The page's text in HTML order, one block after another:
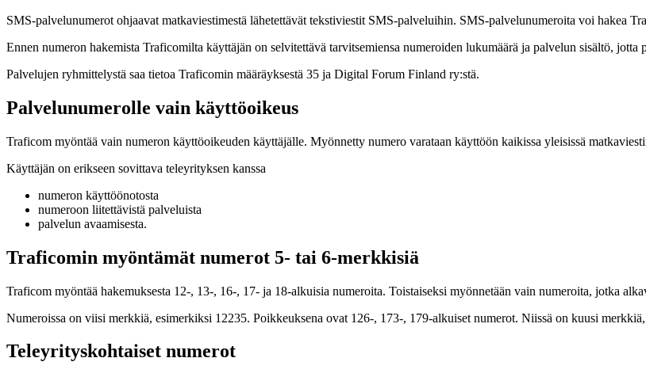
SMS-palvelunumerot ohjaavat matkaviestimestä lähetettävät tekstiviestit SMS-palveluihin. SMS-palvelunumeroita voi hakea
Ennen numeron hakemista Traficomilta käyttäjän on selvitettävä tarvitsemiensa numeroiden lukumäärä ja palvelun sisältö,
Palvelujen ryhmittelystä saa tietoa Traficomin määräyksestä 35 ja Digital Forum Finland ry:stä.
Palvelunumerolle vain käyttöoikeus
Traficom myöntää vain numeron käyttöoikeuden käyttäjälle. Myönnetty numero varataan käyttöön kaikissa yleisissä
Käyttäjän on erikseen sovittava teleyrityksen kanssa
numeron käyttöönotosta
numeroon liitettävistä palveluista
palvelun avaamisesta.
Traficomin myöntämät numerot 5- tai 6-merkkisiä
Traficom myöntää hakemuksesta 12-, 13-, 16-, 17- ja 18-alkuisia numeroita. Toistaiseksi myönnetään vain numeroita, jotka
Numeroissa on viisi merkkiä, esimerkiksi 12235. Poikkeuksena ovat 126-, 173-, 179-alkuiset numerot. Niissä on kuusi
Teleyrityskohtaiset numerot